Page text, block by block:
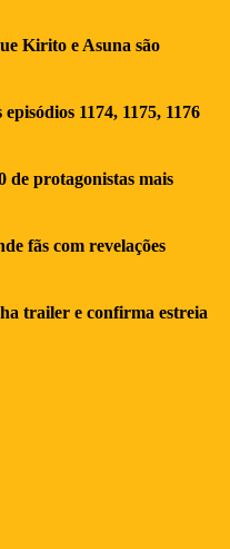
Kirito e Asuna são
1174, 1175, 1176
de protagonistas mais
fãs com revelações
trailer e confirma estreia